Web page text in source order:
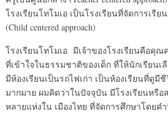
โรงเรียนโทโมเอ เป็นโรงเรียนที่จัดการเรี
(Child centered approach)
โรงเรียนโทโมเอ มีเจ้าของโรงเรียนคือคุ
ที่เข้าใจในธรรมชาติของเด็ก ที่ให้นักเรียน
มีห้องเรียนเป็นรถไฟเก่า เป็นห้องเรียนที่ดูมี
มากมาย ผมคิดว่าในปัจจุบัน มีโรงเรียนหรือ
หลายแห่งใน เมืองไทย ที่จัดการศึกษาโดยค